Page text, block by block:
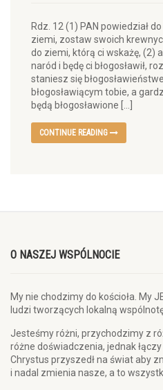
Rdz. 12 (1) PAN powiedział
ziemi, zostaw swoich
do ziemi, którą ci wskażę, (2)
naród i będę ci błogosławił,
staniesz się
błogosławiącym tobie, a
będą błogosławione […]
CONTINUE READING
O NASZEJ WSPÓLNOCIE
My nie chodzimy do kościoła. My
ludzi tworzących lokalną
Jesteśmy różni, przychodzimy z
różne doświadczenia, jednak
Chrystus przyszedł na świat aby
i nadal zmienia nasze, a to